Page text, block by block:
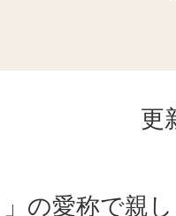
更
」の愛称で親